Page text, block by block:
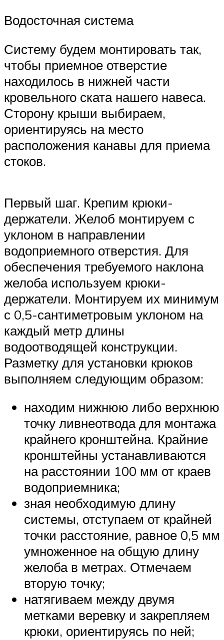
Водосточная система
Систему будем монтировать так,
чтобы приемное отверстие
находилось в нижней части
кровельного ската нашего навеса.
Сторону крыши выбираем,
ориентируясь на место
расположения канавы для приема
стоков.
Первый шаг. Крепим крюки-
держатели. Желоб монтируем с
уклоном в направлении
водоприемного отверстия. Для
обеспечения требуемого наклона
желоба используем крюки-
держатели. Монтируем их минимум
с 0,5-сантиметровым уклоном на
каждый метр длины
водоотводящей конструкции.
Разметку для установки крюков
выполняем следующим образом:
находим нижнюю либо верхнюю
точку ливнеотвода для монтажа
крайнего кронштейна. Крайние
кронштейны устанавливаются
на расстоянии 100 мм от краев
водоприемника;
зная необходимую длину
системы, отступаем от крайней
точки расстояние, равное 0,5 мм
умноженное на общую длину
желоба в метрах. Отмечаем
вторую точку;
натягиваем между двумя
метками веревку и закрепляем
крюки, ориентируясь по ней;